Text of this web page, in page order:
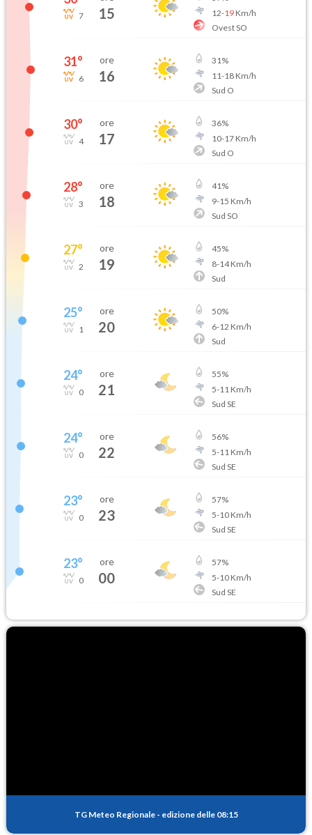
7 15
12-19Km/h
Ovest SO
31°
6
ore
16
31%
11-18Km/h
Sud O
30°
4
ore
17
36%
10-17Km/h
Sud O
28°
3
ore
18
41%
9-15 Km/h
Sud SO
27°
2
ore
19
45%
8-14Km/h
Sud
25°
1
ore
20
50%
6-12 Km/h
Sud
24°
0
ore
21
55%
5-11 Km/h
Sud SE
24°
0
ore
22
56%
5-11 Km/h
Sud SE
23°
0
ore
23
57%
5-10Km/h
Sud SE
23°
0
ore
00
57%
5-10Km/h
Sud SE
TG Meteo Regionale - edizione delle 08:15